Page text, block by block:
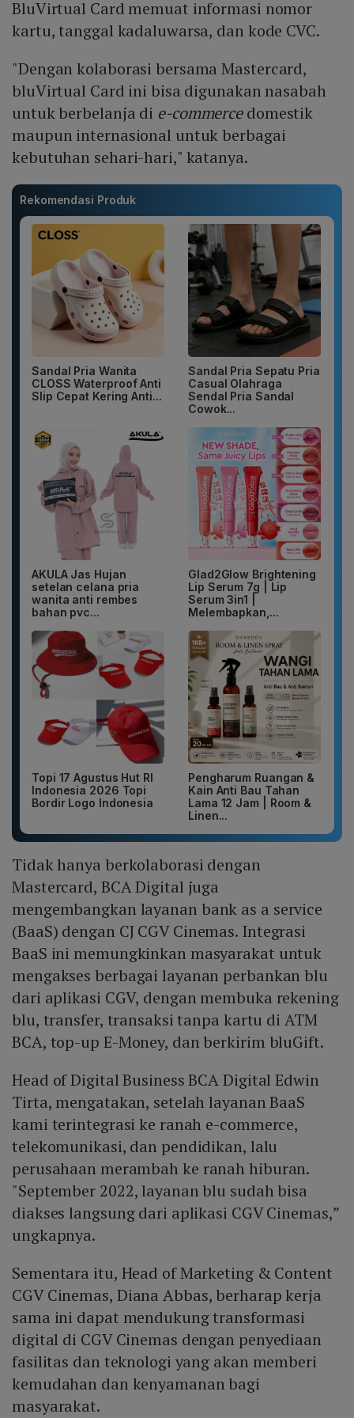
BluVirtual Card memuat informasi nomor
kartu, tanggal kadaluwarsa, dan kode CVC.
"Dengan kolaborasi bersama Mastercard,
bluVirtual Card ini bisa digunakan nasabah
untuk berbelanja di e-commercedomestik
maupun internasional untuk berbagai
kebutuhan sehari-hari," katanya.
Rekomendasi Produk
Sandal Pria Wanita
CLOSS Waterproof Anti
Slip Cepat Kering Anti...
Sandal Pria Sepatu Pria
Casual Olahraga
Sendal Pria Sandal
Cowok...
AKULA Jas Hujan
setelan celana pria
wanita anti rembes
bahan pvc...
Glad2Glow Brightening
Lip Serum 7g | Lip
Serum 3in1 |
Melembapkan,...
Topi 17 Agustus Hut RI
Indonesia 2026 Topi
Bordir Logo Indonesia
Pengharum Ruangan &
Kain Anti Bau Tahan
Lama 12 Jam | Room &
Linen...
Tidak hanya berkolaborasi dengan
Mastercard, BCA Digital juga
mengembangkan layanan bank as a service
(BaaS) dengan CJ CGV Cinemas. Integrasi
BaaS ini memungkinkan masyarakat untuk
mengakses berbagai layanan perbankan blu
dari aplikasi CGV, dengan membuka rekening
blu, transfer, transaksi tanpa kartu di ATM
BCA, top-up E-Money, dan berkirim bluGift.
Head of Digital Business BCA Digital Edwin
Tirta, mengatakan, setelah layanan BaaS
kami terintegrasi ke ranah e-commerce,
telekomunikasi, dan pendidikan, lalu
perusahaan merambah ke ranah hiburan.
"September 2022, layanan blu sudah bisa
diakses langsung dari aplikasi CGV Cinemas,”
ungkapnya.
Sementara itu, Head of Marketing & Content
CGV Cinemas, Diana Abbas, berharap kerja
sama ini dapat mendukung transformasi
digital di CGV Cinemas dengan penyediaan
fasilitas dan teknologi yang akan memberi
kemudahan dan kenyamanan bagi
masyarakat.